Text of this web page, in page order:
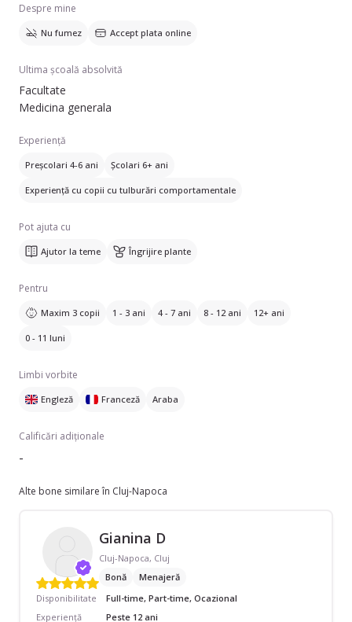
Despre mine
Nu fumez Accept plata online
Ultima școală absolvită
Facultate
Medicina generala
Experiență
Preșcolari 4-6 ani Școlari 6+ ani
Experiență cu copii cu tulburări comportamentale
Pot ajuta cu
Ajutor la teme Îngrijire plante
Pentru
Maxim 3 copii 1 - 3 ani 4 - 7 ani 8 - 12 ani 12+ ani
0 - 11 luni
Limbi vorbite
Engleză Franceză Araba
Calificări adiționale
-
Alte bone similare în Cluj-Napoca
Gianina D
Cluj-Napoca, Cluj
Bonă
Menajeră
Disponibilitate
Full-time, Part-time, Ocazional
Experiență
Peste 12 ani